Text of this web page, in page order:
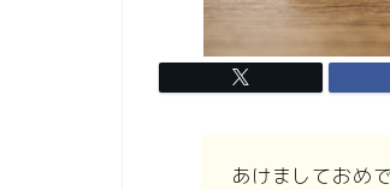
あけましておめ